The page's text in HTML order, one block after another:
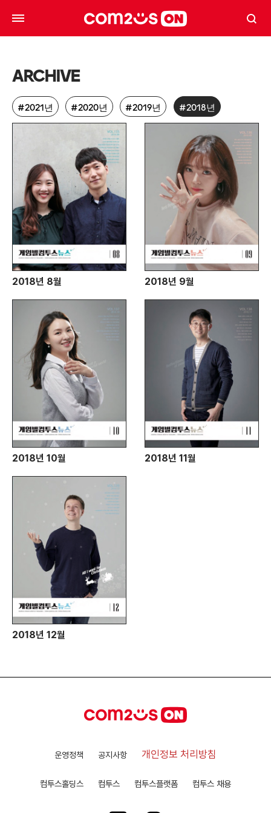
ARCHIVE
2021년 2020년 2019년 2018년
2018년 8월 2018년 9월
2018년 10월 2018년 11월
2018년 12월
운영정책 공지사항 개인정보 처리방침
컴투스홀딩스 컴투스 컴투스플랫폼 컴투스 채용